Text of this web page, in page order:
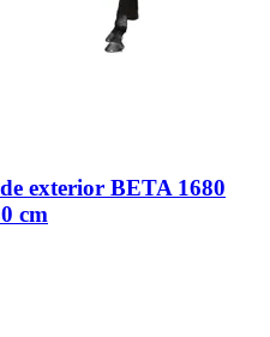
exterior BETA 1680
cm